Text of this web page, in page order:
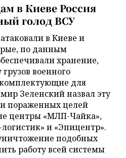
в Киеве Россия
голод ВСУ
в Киеве и
по данным
хранение,
военного
для
Зеленский назвал эту
пораженных целей
центры «МЛП-Чайка»,
и «Эпицентр».
подобных
работу всей системы